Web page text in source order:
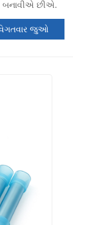
બનાવીએ છીએ.
જુઓ